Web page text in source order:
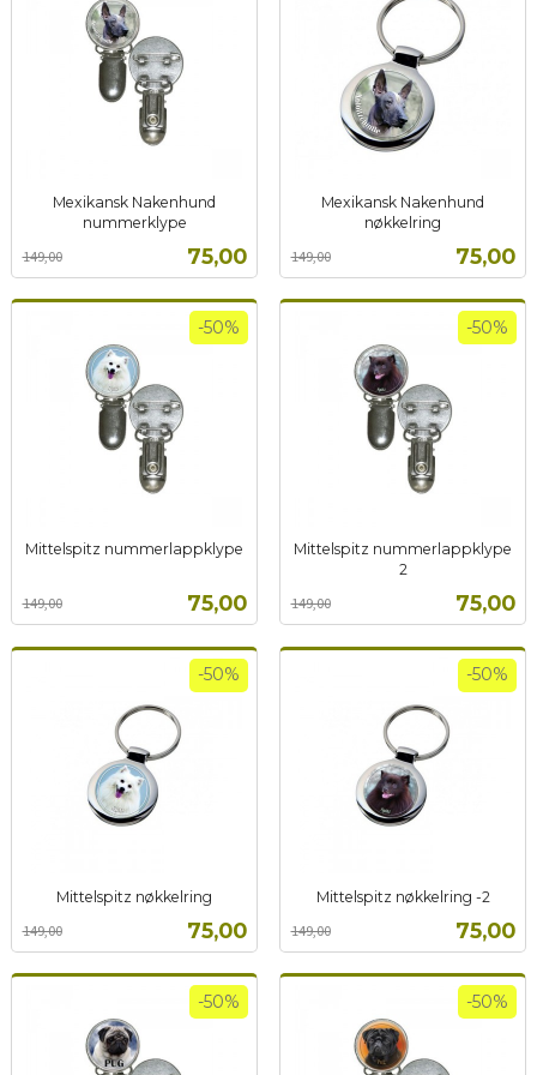
Mexikansk Nakenhund
nummerklype
Tilbud
75,00
149,00
mva.
Mexikansk Nakenhund
nøkkelring
Tilbud
75,00
149,00
mva.
Mittelspitz nummerlappklype
Tilbud
75,00
149,00
-50%
Mittelspitz nummerlappklype
2
Tilbud
75,00
149,00
-50%
mva.
Mittelspitz nøkkelring
Tilbud
75,00
149,00
-50%
mva.
Mittelspitz nøkkelring -2
Tilbud
75,00
149,00
-50%
mva.
-50% -50%